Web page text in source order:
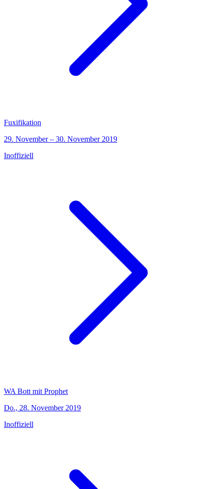
Fuxifikation
29. November – 30. November 2019
Inoffiziell
WA Bott mit Prophet
Do., 28. November 2019
Inoffiziell